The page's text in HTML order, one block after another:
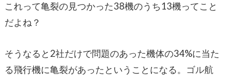
これって亀裂の見つかった38機のうち13機ってこと
だよね？
そうなると2社だけで問題のあった機体の34%に当た
る飛行機に亀裂があったということになる。 ゴル航